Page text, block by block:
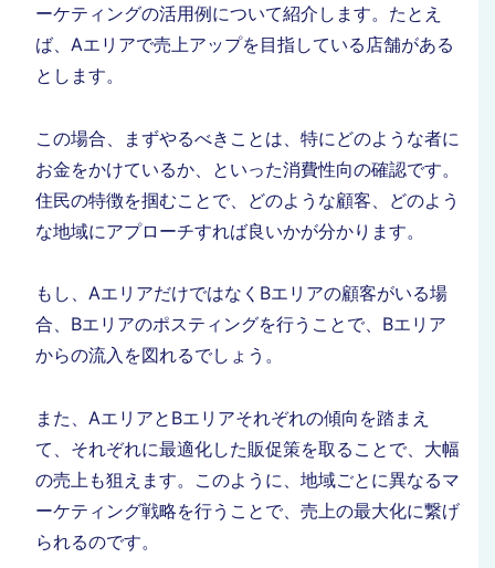
ーケティングの活用例について紹介します。たとえ
ば、Aエリアで売上アップを目指している店舗がある
とします。
この場合、まずやるべきことは、特にどのような者に
お金をかけているか、といった消費性向の確認です。
住民の特徴を掴むことで、どのような顧客、どのよう
な地域にアプローチすれば良いかが分かります。
もし、AエリアだけではなくBエリアの顧客がいる場
合、Bエリアのポスティングを行うことで、Bエリア
からの流入を図れるでしょう。
また、AエリアとBエリアそれぞれの傾向を踏まえ
て、それぞれに最適化した販促策を取ることで、大幅
の売上も狙えます。このように、地域ごとに異なるマ
ーケティング戦略を行うことで、売上の最大化に繋げ
られるのです。